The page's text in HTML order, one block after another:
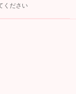
ください